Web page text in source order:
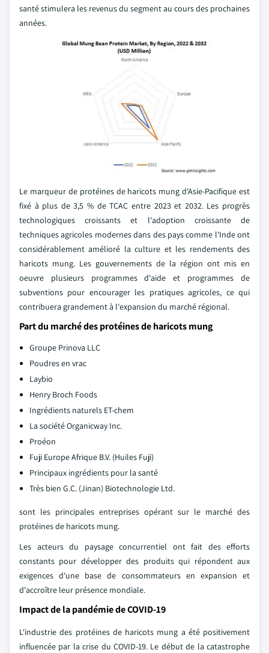
santé stimulera les revenus du segment au cours des prochaines
années.
Le marqueur de protéines de haricots mung d'Asie-Pacifique est
fixé à plus de 3,5 % de TCAC entre 2023 et 2032. Les progrès
technologiques croissants et l'adoption croissante de
techniques agricoles modernes dans des pays comme l'Inde ont
considérablement amélioré la culture et les rendements des
haricots mung. Les gouvernements de la région ont mis en
oeuvre plusieurs programmes d'aide et programmes de
subventions pour encourager les pratiques agricoles, ce qui
contribuera grandement à l'expansion du marché régional.
Part du marché des protéines de haricots mung
Groupe Prinova LLC
Poudres en vrac
Laybio
Henry Broch Foods
Ingrédients naturels ET-chem
La société Organicway Inc.
Proéon
Fuji Europe Afrique B.V. (Huiles Fuji)
Principaux ingrédients pour la santé
Très bien G.C. (Jinan) Biotechnologie Ltd.
sont les principales entreprises opérant sur le marché des
protéines de haricots mung.
Les acteurs du paysage concurrentiel ont fait des efforts
constants pour développer des produits qui répondent aux
exigences d'une base de consommateurs en expansion et
d'accroître leur présence mondiale.
Impact de la pandémie de COVID-19
L'industrie des protéines de haricots mung a été positivement
influencée par la crise du COVID-19. Le début de la catastrophe